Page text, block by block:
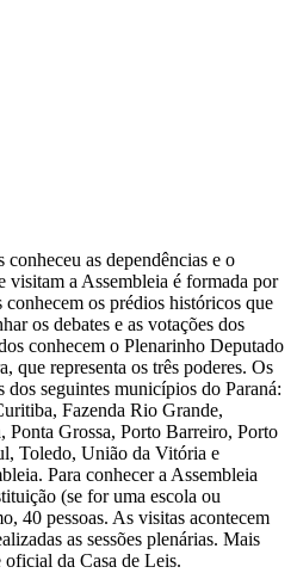
as dependências e o
visitam a Assembleia é formada por
os prédios históricos que
os debates e as votações dos
conhecem o Plenarinho Deputado
que representa os três poderes. Os
seguintes municípios do Paraná:
Fazenda Rio Grande,
Ponta Grossa, Porto Barreiro, Porto
Toledo, União da Vitória e
Para conhecer a Assembleia
(se for uma escola ou
40 pessoas. As visitas acontecem
as sessões plenárias. Mais
da Casa de Leis.